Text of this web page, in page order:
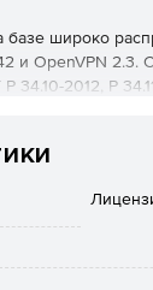
широко
и OpenVPN 2.3.
34.10-2012, P
включено